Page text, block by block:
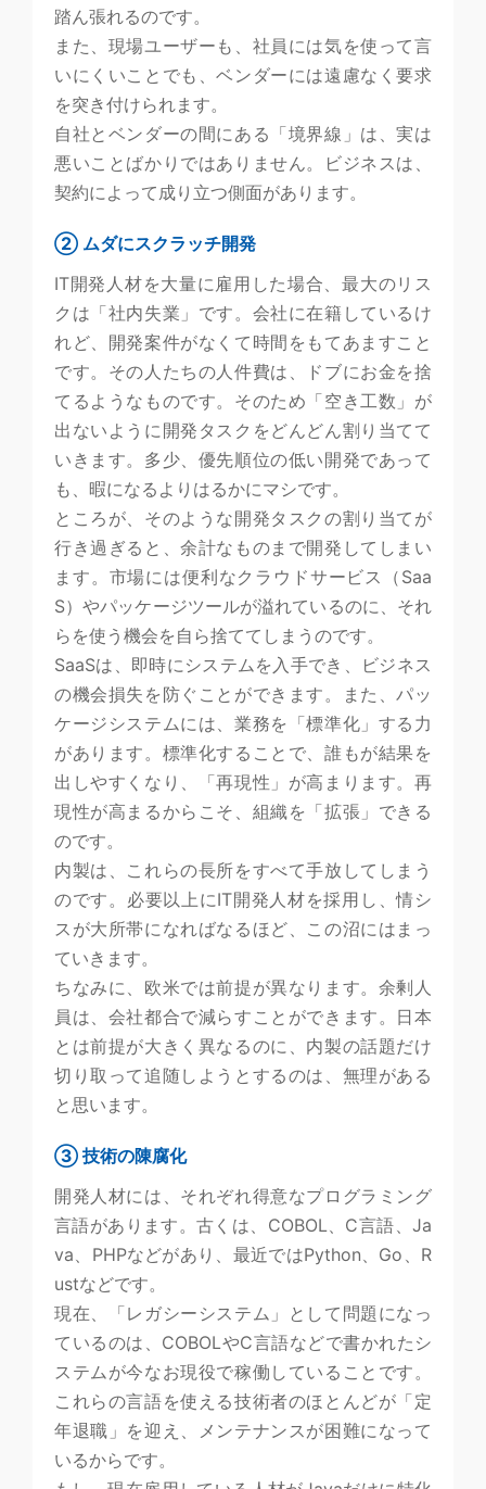
踏ん張れるのです。
また、現場ユーザーも、社員には気を使って言
いにくいことでも、ベンダーには遠慮なく要求
を突き付けられます。
自社とベンダーの間にある「境界線」は、実は
悪いことばかりではありません。ビジネスは、
契約によって成り立つ側面があります。
② ムダにスクラッチ開発
IT開発人材を大量に雇用した場合、最大のリス
クは「社内失業」です。会社に在籍しているけ
れど、開発案件がなくて時間をもてあますこと
です。その人たちの人件費は、ドブにお金を捨
てるようなものです。そのため「空き工数」が
出ないように開発タスクをどんどん割り当てて
いきます。多少、優先順位の低い開発であって
も、暇になるよりはるかにマシです。
ところが、そのような開発タスクの割り当てが
行き過ぎると、余計なものまで開発してしまい
ます。市場には便利なクラウドサービス（Saa
S）やパッケージツールが溢れているのに、それ
らを使う機会を自ら捨ててしまうのです。
SaaSは、即時にシステムを入手でき、ビジネス
の機会損失を防ぐことができます。また、パッ
ケージシステムには、業務を「標準化」する力
があります。標準化することで、誰もが結果を
出しやすくなり、「再現性」が高まります。再
現性が高まるからこそ、組織を「拡張」できる
のです。
内製は、これらの長所をすべて手放してしまう
のです。必要以上にIT開発人材を採用し、情シ
スが大所帯になればなるほど、この沼にはまっ
ていきます。
ちなみに、欧米では前提が異なります。余剰人
員は、会社都合で減らすことができます。日本
とは前提が大きく異なるのに、内製の話題だけ
切り取って追随しようとするのは、無理がある
と思います。
③ 技術の陳腐化
開発人材には、それぞれ得意なプログラミング
言語があります。古くは、COBOL、C言語、Ja
va、PHPなどがあり、最近ではPython、Go、R
ustなどです。
現在、「レガシーシステム」として問題になっ
ているのは、COBOLやC言語などで書かれたシ
ステムが今なお現役で稼働していることです。
これらの言語を使える技術者のほとんどが「定
年退職」を迎え、メンテナンスが困難になって
いるからです。